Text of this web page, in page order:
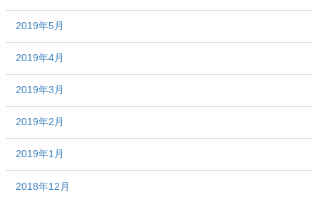
2019年5月
2019年4月
2019年3月
2019年2月
2019年1月
2018年12月